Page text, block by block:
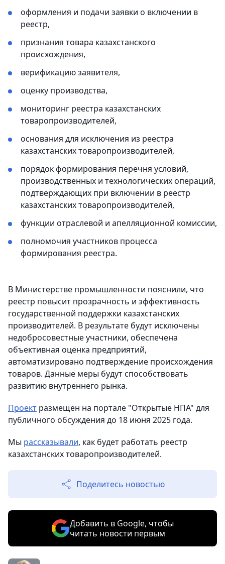
оформления и подачи заявки о включении в
реестр,
признания товара казахстанского
происхождения,
верификацию заявителя,
оценку производства,
мониторинг реестра казахстанских
товаропроизводителей,
основания для исключения из реестра
казахстанских товаропроизводителей,
порядок формирования перечня условий,
производственных и технологических операций,
подтверждающих при включении в реестр
казахстанских товаропроизводителей,
функции отраслевой и апелляционной комиссии,
полномочия участников процесса
формирования реестра.
В Министерстве промышленности пояснили, что
реестр повысит прозрачность и эффективность
государственной поддержки казахстанских
производителей. В результате будут исключены
недобросовестные участники, обеспечена
объективная оценка предприятий,
автоматизировано подтверждение происхождения
товаров. Данные меры будут способствовать
развитию внутреннего рынка.
Проект размещен на портале "Открытые НПА" для
публичного обсуждения до 18 июня 2025 года.
Мы рассказывали, как будет работать реестр
казахстанских товаропроизводителей.
Поделитесь новостью
Добавить в Google, чтобы
читать новости первым